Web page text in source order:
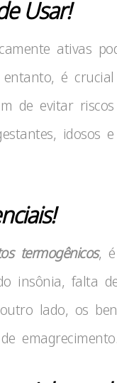
Usar!
ativas
é
de evitar
idosos
termogênicos,
insônia, falta
lado, os